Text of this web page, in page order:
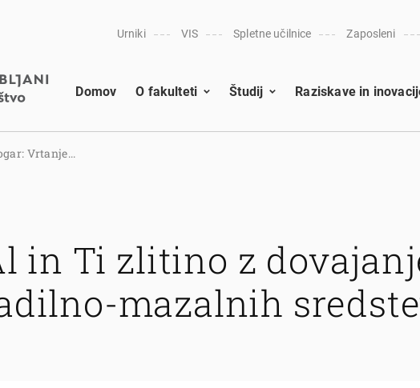
Urniki VIS Spletne učilnice Zaposleni
Domov O fakulteti Študij Raziskave in
Vrtanje...
in Ti zlitino z
mazalnih